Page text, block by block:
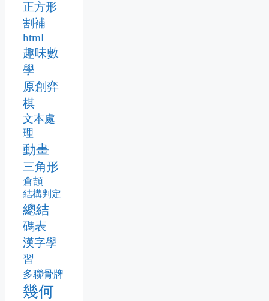
正方形
割補
html
趣味數
學
原創弈
棋
文本處
理
動畫
三角形
倉頡
結構判定
總結
碼表
漢字學
習
多聯骨牌
幾何